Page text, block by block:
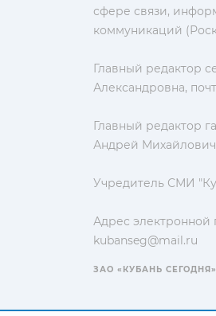
сфере связи,
коммуникаций
Главный редактор
Александровна,
Главный редактор
Андрей Михайлович
Учредитель СМИ
Адрес
kubanseg@mail.ru
ЗАО «КУБАНЬ